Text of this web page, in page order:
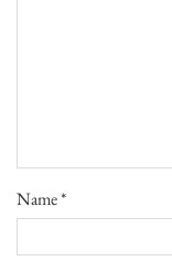
Name*